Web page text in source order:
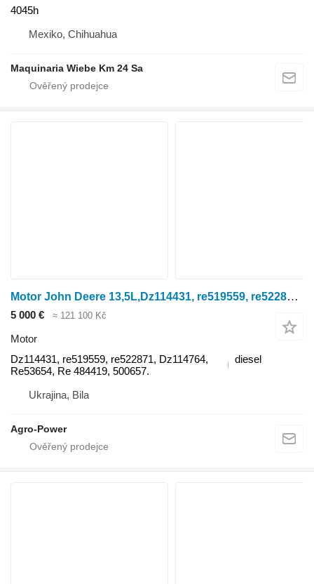
4045h
Mexiko, Chihuahua
Maquinaria Wiebe Km 24 Sa
Motor John Deere 13,5L,Dz114431, re519559, re522871,re518803,re535996, Dz114764, pro kolového traktoru
5 000 € ≈ 121 100 Kč
Motor
Dz114431, re519559, re522871, Dz114764,
Re53654, Re 484419, 500657.
diesel
Ukrajina, Bila
Agro-Power